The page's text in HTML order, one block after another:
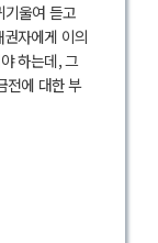
기울여 듣고
자에게 이의
하는데, 그
전에 대한 부